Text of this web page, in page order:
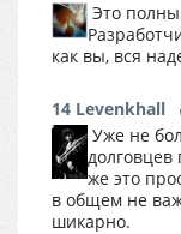
Это
как вы, вся
14 Levenkhall
Уже не
долговцев
же это
в общем не
шикарно.